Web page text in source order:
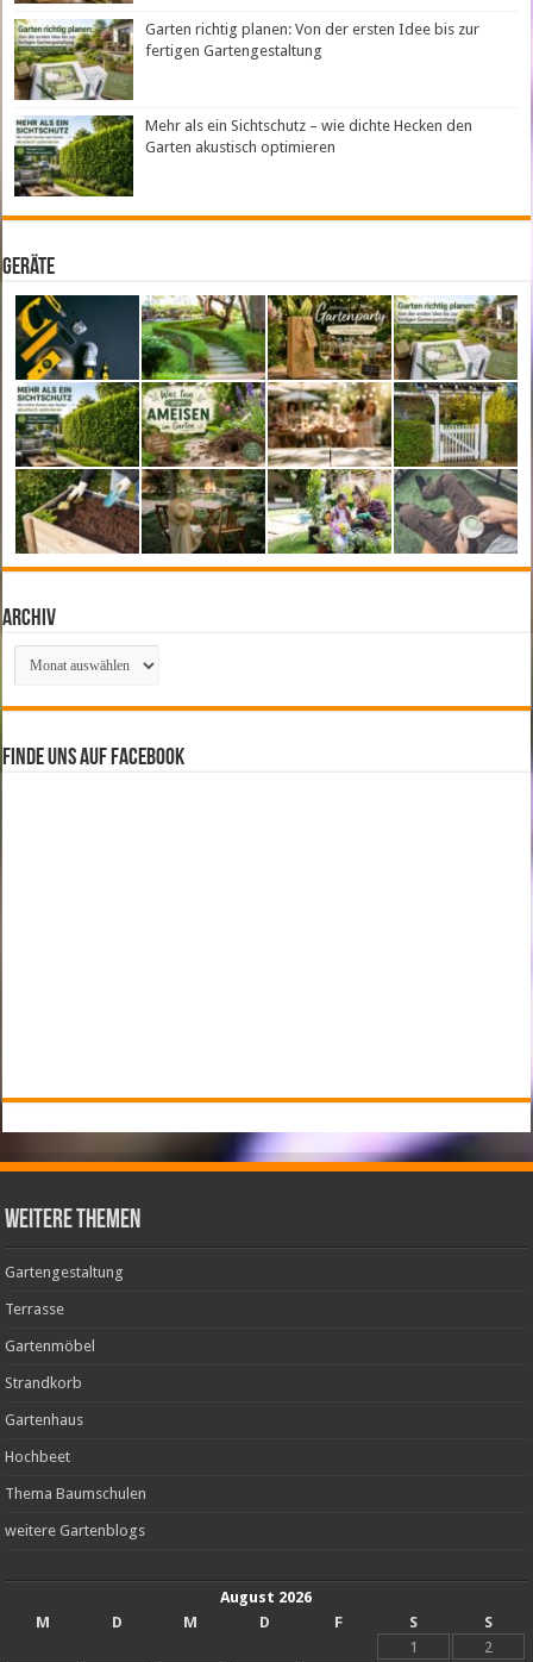
Garten richtig planen: Von der ersten Idee bis zur
fertigen Gartengestaltung
Mehr als ein Sichtschutz – wie dichte Hecken den
Garten akustisch optimieren
Geräte
Archiv
Archiv
Finde uns auf Facebook
weitere Themen
Gartengestaltung
Terrasse
Gartenmöbel
Strandkorb
Gartenhaus
Hochbeet
Thema Baumschulen
weitere Gartenblogs
August 2026
M
D M D F S
S
1
2